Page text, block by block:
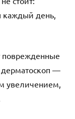
каждый день,
поврежденные
дерматоскоп —
увеличением,